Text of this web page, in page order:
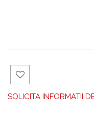
Ad
SOLICITA INFORMATII